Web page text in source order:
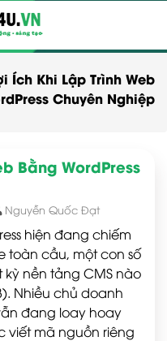
Ích Khi Lập Trình Web
Chuyên Nghiệp
Bằng WordPress
Nguyễn Quốc Đạt
hiện đang chiếm
toàn cầu, một con số
nền tảng CMS nào
Nhiều chủ doanh
đang loay hoay
viết mã nguồn riêng